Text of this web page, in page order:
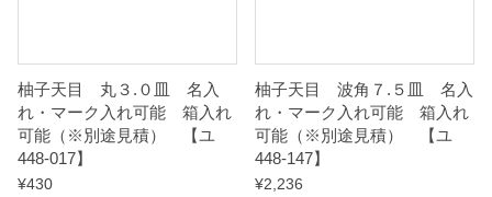
柚子天目 丸３.０皿 名入
れ・マーク入れ可能 箱入れ
可能（※別途見積） 【ユ
448-017】
¥430
柚子天目 波角７.５皿 名入
れ・マーク入れ可能 箱入れ
可能（※別途見積） 【ユ
448-147】
¥2,236